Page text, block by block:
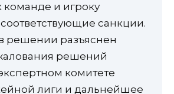
команде и игроку
санкции.
решении разъяснен
решений
комитете
лиги и дальнейшее